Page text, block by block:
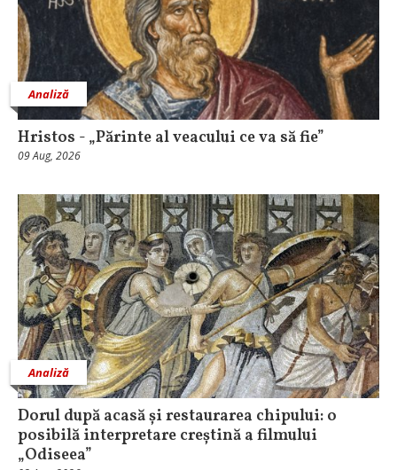
Analiză
Hristos - „Părinte al veacului ce va să fie”
09 Aug, 2026
Analiză
Dorul după acasă și restaurarea chipului: o
posibilă interpretare creștină a filmului
„Odiseea”